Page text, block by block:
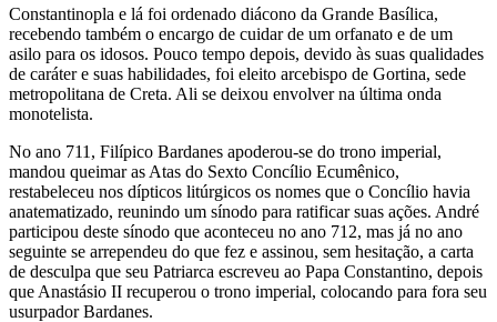
Constantinopla e lá foi ordenado diácono da Grande Basílica,
recebendo também o encargo de cuidar de um orfanato e de um
asilo para os idosos. Pouco tempo depois, devido às suas qualidades
de caráter e suas habilidades, foi eleito arcebispo de Gortina, sede
metropolitana de Creta. Ali se deixou envolver na última onda
monotelista.
No ano 711, Filípico Bardanes apoderou-se do trono imperial,
mandou queimar as Atas do Sexto Concílio Ecumênico,
restabeleceu nos dípticos litúrgicos os nomes que o Concílio havia
anatematizado, reunindo um sínodo para ratificar suas ações. André
participou deste sínodo que aconteceu no ano 712, mas já no ano
seguinte se arrependeu do que fez e assinou, sem hesitação, a carta
de desculpa que seu Patriarca escreveu ao Papa Constantino, depois
que Anastásio II recuperou o trono imperial, colocando para fora seu
usurpador Bardanes.